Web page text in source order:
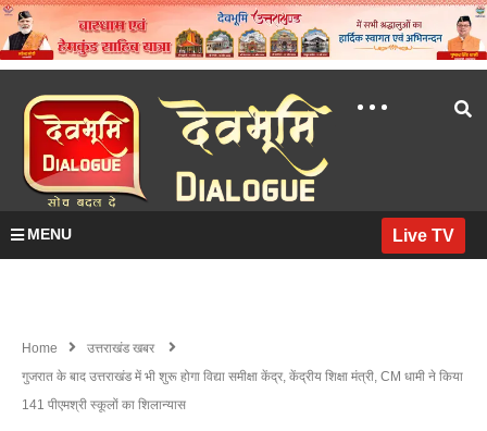
MENU Live TV
Home
उत्तराखंड खबर
गुजरात के बाद उत्तराखंड में भी शुरू होगा विद्या समीक्षा केंद्र, केंद्रीय शिक्षा मंत्री, CM धामी ने किया
141 पीएमश्री स्कूलों का शिलान्यास